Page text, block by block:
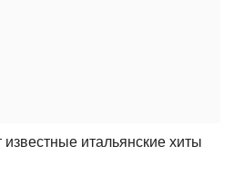
итальянские хиты